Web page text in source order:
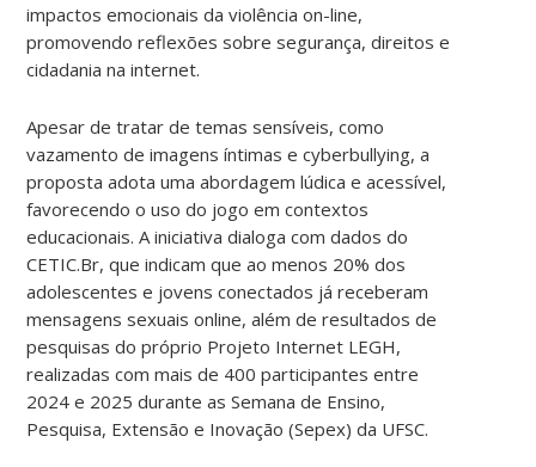
impactos emocionais da violência on-line,
promovendo reflexões sobre segurança, direitos e
cidadania na internet.
Apesar de tratar de temas sensíveis, como
vazamento de imagens íntimas e cyberbullying, a
proposta adota uma abordagem lúdica e acessível,
favorecendo o uso do jogo em contextos
educacionais. A iniciativa dialoga com dados do
CETIC.Br, que indicam que ao menos 20% dos
adolescentes e jovens conectados já receberam
mensagens sexuais online, além de resultados de
pesquisas do próprio Projeto Internet LEGH,
realizadas com mais de 400 participantes entre
2024 e 2025 durante as Semana de Ensino,
Pesquisa, Extensão e Inovação (Sepex) da UFSC.